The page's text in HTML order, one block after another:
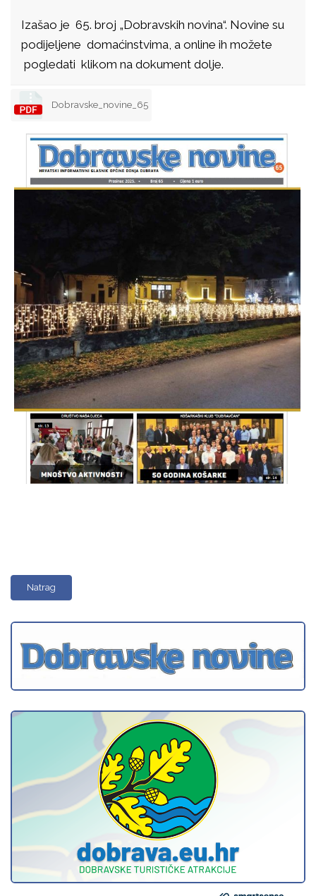
Izašao je 65. broj „Dobravskih novina“. Novine su
podijeljene domaćinstvima, a online ih možete
pogledati klikom na dokument dolje.
Dobravske_novine_65
Natrag